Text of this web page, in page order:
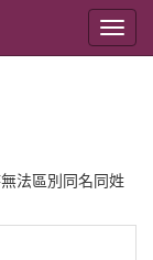
法區別同名同姓